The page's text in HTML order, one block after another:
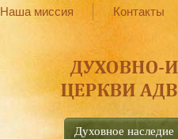
Наша миссия Контакты
Духовное наследие